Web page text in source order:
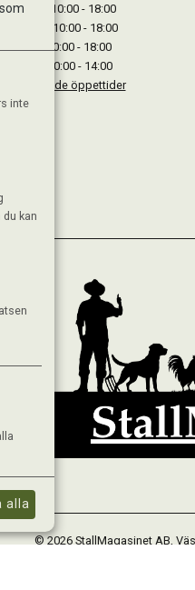
Onsdag : 10:00 - 18:00
Torsdag : 10:00 - 18:00
Fredag : 10:00 - 18:00
Lördag : 10:00 - 14:00
Se avvikande öppettider
© 2026 StallMagasinet AB,
inte
kan
alla